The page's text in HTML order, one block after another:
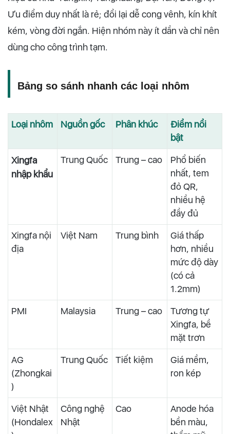
Ưu điểm duy nhất là rẻ; đổi lại dễ cong vênh, kín khít
kém, vòng đời ngắn. Hiện nhóm này ít dần và chỉ nên
dùng cho công trình tạm.
Bảng so sánh nhanh các loại nhôm
Loại nhôm Nguồn gốc Phân khúc
Điểm nổi
bật
Xingfa
nhập khẩu
Trung Quốc Trung – cao
Phổ biến
nhất, tem
đỏ QR,
nhiều hệ
đầy đủ
Xingfa nội
địa
Việt Nam Trung bình
Giá thấp
hơn, nhiều
mức độ dày
(có cả
1.2mm)
PMI Malaysia Trung – cao
Tương tự
Xingfa, bề
mặt trơn
AG
(Zhongkai
)
Trung Quốc Tiết kiệm
Giá mềm,
ron kép
Việt Nhật
(Hondalex
Công nghệ
Nhật
Cao
Anode hóa
bền màu,